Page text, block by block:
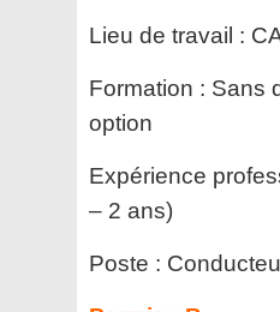
Lieu de travail :
Formation : Sans
option
Expérience
– 2 ans)
Poste :